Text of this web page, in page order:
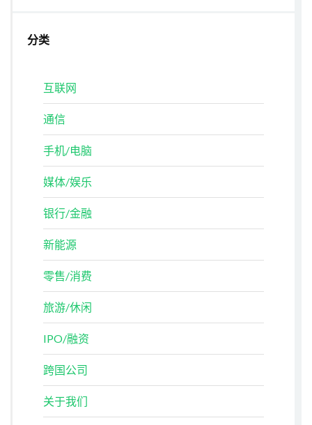
分类
互联网
通信
手机/电脑
媒体/娱乐
银行/金融
新能源
零售/消费
旅游/休闲
IPO/融资
跨国公司
关于我们